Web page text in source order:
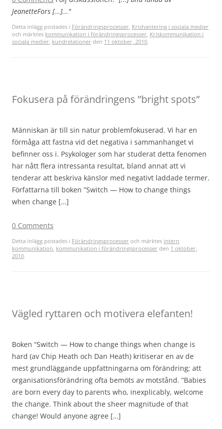
JeanetteFors [...]..."
Detta inlägg postades i Förändringsprocesser, Krishantering i sociala medier
och märktes kommunikation i förändringsprocesser, Kriskommunikation i
sociala medier, kundrelationer den 11 oktober, 2010.
Fokusera på förändringens ”bright spots”
Människan är till sin natur problemfokuserad. Vi har en
förmåga att fastna vid det negativa i sammanhanget vi
befinner oss i. Psykologer som har studerat detta fenomen
har nått flera intressanta resultat, bland annat att vi
tenderar att beskriva känslor med negativt laddade termer.
Författarna till boken ”Switch — How to change things
when change […]
0 Comments
Detta inlägg postades i Förändringsprocesser och märktes intern
kommunikation, kommunikation i förändringsprocesser den 1 oktober,
2010.
Vägled ryttaren och motivera elefanten!
Boken “Switch — How to change things when change is
hard (av Chip Heath och Dan Heath) kritiserar en av de
mest grundläggande uppfattningarna om förändring; att
organisationsförändring ofta bemöts av motstånd. ”Babies
are born every day to parents who, inexplicably, welcome
the change. Think about the sheer magnitude of that
change! Would anyone agree […]